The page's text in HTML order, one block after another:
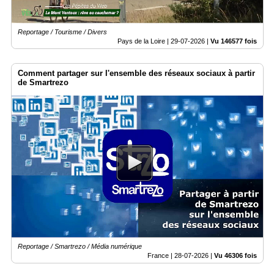
Blogs
Inscription
pro
éditeur
Reportage / Tourisme / Divers
Pays de la Loire | 29-07-2026 Vu 146577 fois
Comment partager sur l'ensemble des réseaux sociaux à partir
de Smartrezo
Reportage / Smartrezo / Média numérique
France | 28-07-2026 | Vu 46306 fois